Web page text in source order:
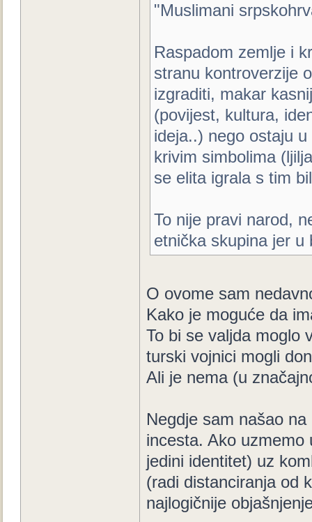
"Muslimani
Raspadom zemlje i
stranu kontroverzije
izgraditi, makar
(povijest, kultura,
ideja..) nego ostaju
krivim simbolima
se elita igrala s tim
To nije pravi narod,
etnička skupina jer u
O ovome sam
Kako je moguće da
To bi se valjda moglo
turski vojnici mogli
Ali je nema (u
Negdje sam našao
incesta. Ako uzmemo
jedini identitet) uz
(radi distanciranja od
najlogičnije